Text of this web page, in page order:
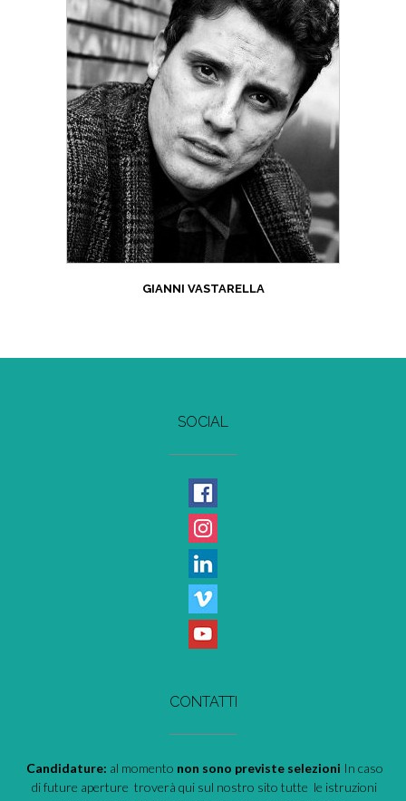
GIANNI VASTARELLA
SOCIAL
CONTATTI
Candidature: al momento non sono previste selezioni In caso
di future aperture troverà qui sul nostro sito tutte le istruzioni